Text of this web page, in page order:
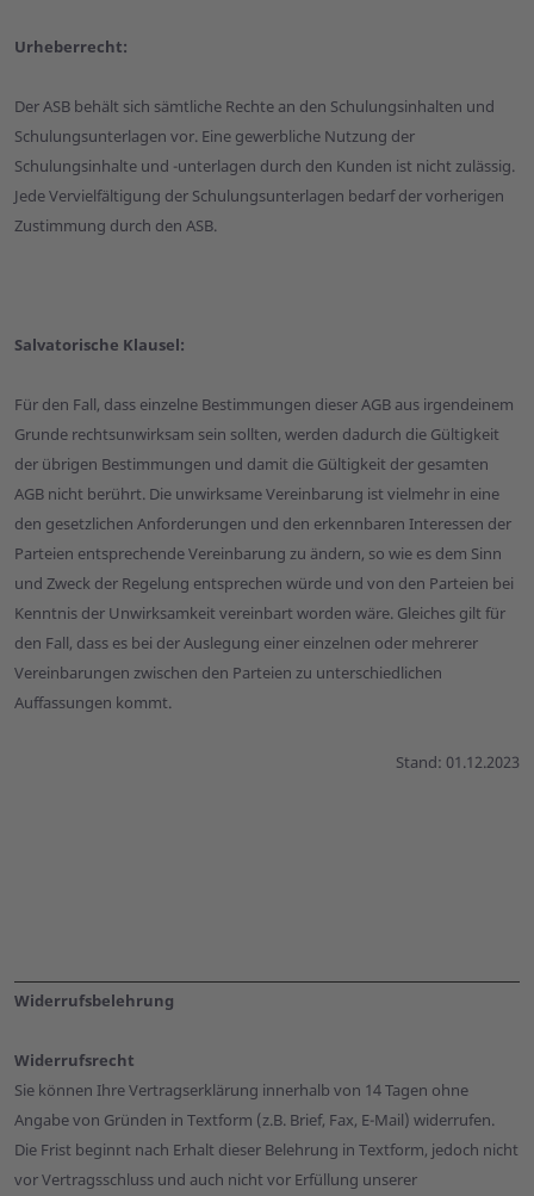
Urheberrecht:
Der ASB behält sich sämtliche Rechte an den Schulungsinhalten und
Schulungsunterlagen vor. Eine gewerbliche Nutzung der
Schulungsinhalte und -unterlagen durch den Kunden ist nicht zulässig.
Jede Vervielfältigung der Schulungsunterlagen bedarf der vorherigen
Zustimmung durch den ASB.
Salvatorische Klausel:
Für den Fall, dass einzelne Bestimmungen dieser AGB aus irgendeinem
Grunde rechtsunwirksam sein sollten, werden dadurch die Gültigkeit
der übrigen Bestimmungen und damit die Gültigkeit der gesamten
AGB nicht berührt. Die unwirksame Vereinbarung ist vielmehr in eine
den gesetzlichen Anforderungen und den erkennbaren Interessen der
Parteien entsprechende Vereinbarung zu ändern, so wie es dem Sinn
und Zweck der Regelung entsprechen würde und von den Parteien bei
Kenntnis der Unwirksamkeit vereinbart worden wäre. Gleiches gilt für
den Fall, dass es bei der Auslegung einer einzelnen oder mehrerer
Vereinbarungen zwischen den Parteien zu unterschiedlichen
Auffassungen kommt.
Stand: 01.12.2023
Widerrufsbelehrung
Widerrufsrecht
Sie können Ihre Vertragserklärung innerhalb von 14 Tagen ohne
Angabe von Gründen in Textform (z.B. Brief, Fax, E-Mail) widerrufen.
Die Frist beginnt nach Erhalt dieser Belehrung in Textform, jedoch nicht
vor Vertragsschluss und auch nicht vor Erfüllung unserer